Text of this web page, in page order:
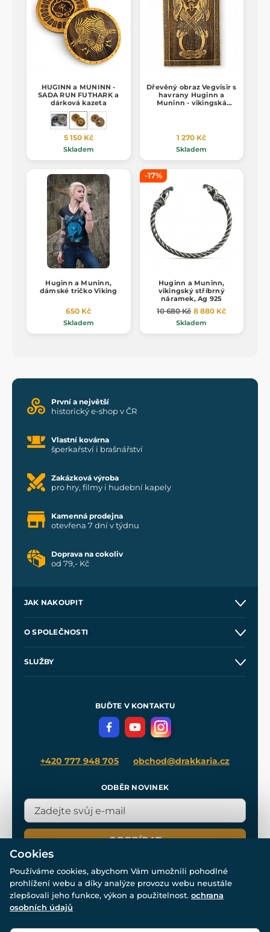
HUGINN a MUNINN -
SADA RUN FUTHARK a
dárková kazeta
5 150 Kč
Skladem
Dřevěný obraz Vegvisir s
havrany Huginn a
Muninn - vikingská
1 270 Kč
Skladem
Huginn a Muninn,
dámské tričko Viking
650 Kč
Skladem
-17%
Huginn a Muninn,
vikingský stříbrný
náramek, Ag 925
10 680 Kč 8 880 Kč
Skladem
První a největší
historický e-shop v ČR
Vlastní kovárna
šperkařství i brašnářství
Zakázková výroba
pro hry, filmy i hudební kapely
Kamenná prodejna
otevřena 7 dní v týdnu
Doprava na cokoliv
od 79,- Kč
JAK NAKOUPIT
Velkoobchod
O SPOLEČNOSTI
SLUŽBY
Meče pro Kingdom Come
BUĎTE V KONTAKTU
+420 777 948 705 obchod@drakkaria.cz
ODBĚR NOVINEK
ODEBÍRAT
© Všechna práva vyhrazena. www.drakkaria.cz 2007-2026.
Cookies
Používáme cookies, abychom Vám umožnili pohodlné
prohlížení webu a díky analýze provozu webu neustále
zlepšovali jeho funkce, výkon a použitelnost. ochrana
osobních údajů